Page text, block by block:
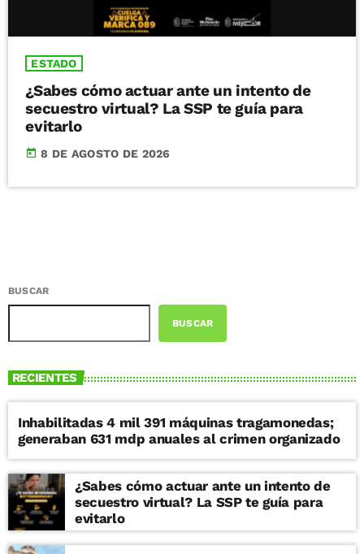
ESTADO
¿Sabes cómo actuar ante un intento de
secuestro virtual? La SSP te guía para
evitarlo
today 8 DE AGOSTO DE 2026
BUSCAR
BUSCAR
RECIENTES
Inhabilitadas 4 mil 391 máquinas tragamonedas;
generaban 631 mdp anuales al crimen organizado
¿Sabes cómo actuar ante un intento de
secuestro virtual? La SSP te guía para
evitarlo